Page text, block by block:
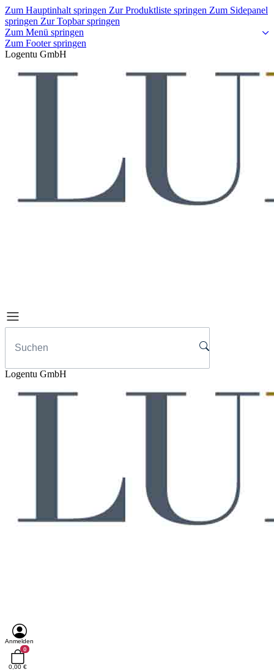
Zum Hauptinhalt springen Zur Produktliste springen Zum Sidepanel
springen Zur Topbar springen
Zum Menü springen
Zum Footer springen
Logentu GmbH
Logentu GmbH
Anmelden
0
0,00 €